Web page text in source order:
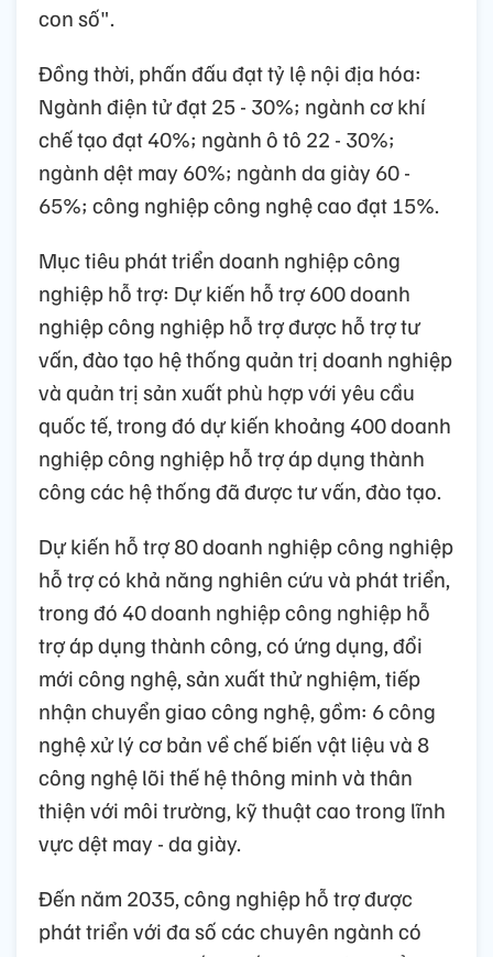
con số".
Đồng thời, phấn đấu đạt tỷ lệ nội địa hóa:
Ngành điện tử đạt 25 - 30%; ngành cơ khí
chế tạo đạt 40%; ngành ô tô 22 - 30%;
ngành dệt may 60%; ngành da giày 60 -
65%; công nghiệp công nghệ cao đạt 15%.
Mục tiêu phát triển doanh nghiệp công
nghiệp hỗ trợ: Dự kiến hỗ trợ 600 doanh
nghiệp công nghiệp hỗ trợ được hỗ trợ tư
vấn, đào tạo hệ thống quản trị doanh nghiệp
và quản trị sản xuất phù hợp với yêu cầu
quốc tế, trong đó dự kiến khoảng 400 doanh
nghiệp công nghiệp hỗ trợ áp dụng thành
công các hệ thống đã được tư vấn, đào tạo.
Dự kiến hỗ trợ 80 doanh nghiệp công nghiệp
hỗ trợ có khả năng nghiên cứu và phát triển,
trong đó 40 doanh nghiệp công nghiệp hỗ
trợ áp dụng thành công, có ứng dụng, đổi
mới công nghệ, sản xuất thử nghiệm, tiếp
nhận chuyển giao công nghệ, gồm: 6 công
nghệ xử lý cơ bản về chế biến vật liệu và 8
công nghệ lõi thế hệ thông minh và thân
thiện với môi trường, kỹ thuật cao trong lĩnh
vực dệt may - da giày.
Đến năm 2035, công nghiệp hỗ trợ được
phát triển với đa số các chuyên ngành có